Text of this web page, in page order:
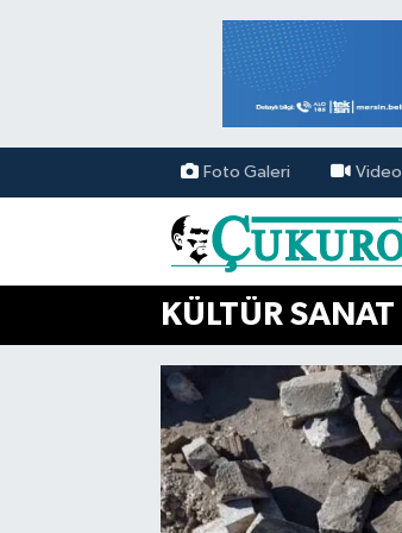
Foto Galeri Video
KÜLTÜR SANAT
Mersin Nöbetçi Eczaneler
Mersin Hava Durumu
Mersin Namaz Vakitleri
Mersin Trafik Yoğunluk Haritası
Tüm Manşetler
Son Dakika Haberleri
Haber Arşivi